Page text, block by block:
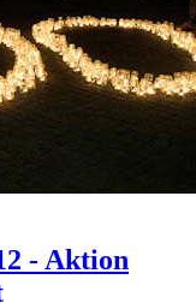
- Aktion